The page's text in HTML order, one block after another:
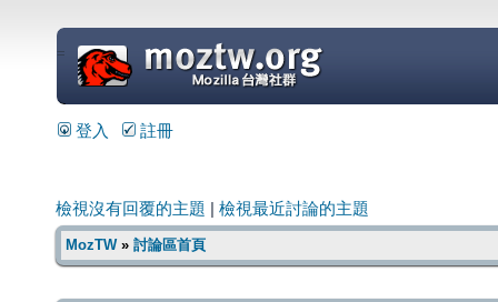
=
登入 註冊
檢視沒有回覆的主題 檢視最近討論的主題
MozTW» 討論區首頁